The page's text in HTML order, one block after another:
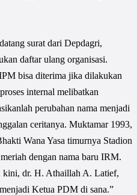
surat dari Depdagri,
daftar ulang organisasi.
bisa diterima jika dilakukan
internal melibatkan
perubahan nama menjadi
ceritanya. Muktamar 1993,
Wana Yasa timurnya Stadion
dengan nama baru IRM.
dr. H. Athaillah A. Latief,
Ketua PDM di sana.”